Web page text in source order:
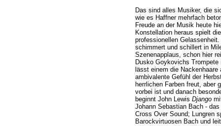
Das sind alles Musiker, die
wie es Haffner mehrfach
Freude an der Musik heute
Konstellation heraus spielt
professionellen
schimmert und schillert in
Szenenapplaus, schon hier
Dusko Goykovichs
lässt einem die
ambivalente Gefühl der
herrlichen Farben freut, aber
vorbei ist und danach
beginnt John Lewis Django
Johann Sebastian Bach -
Cross Over Sound; Lungren
Barockvirtuosen Bach und